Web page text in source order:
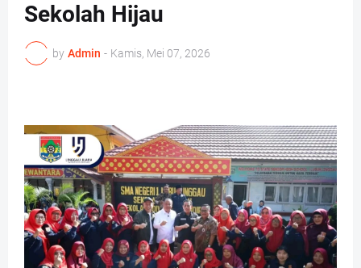
Sekolah Hijau
by Admin - Kamis, Mei 07, 2026